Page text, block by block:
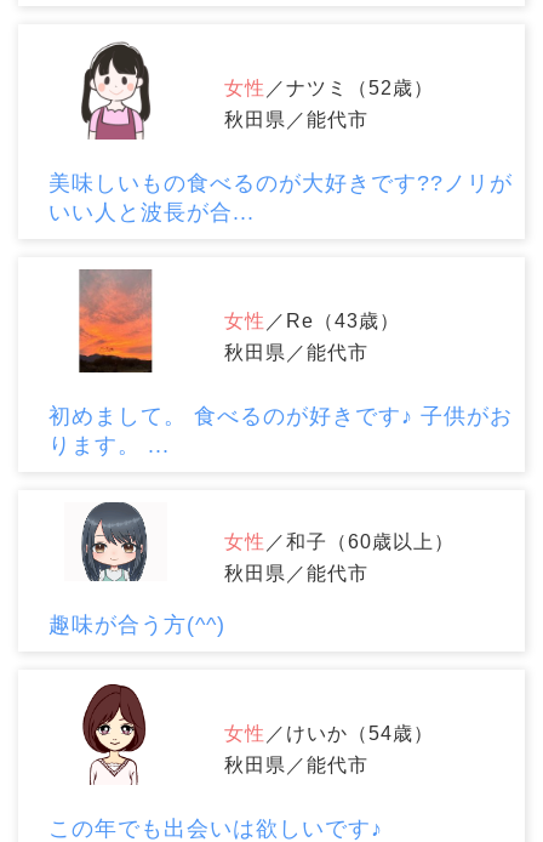
女性 ／ナツミ（52歳）
秋田県／能代市
美味しいもの食べるのが大好きです??ノリが
いい人と波長が合...
女性 ／Re（43歳）
秋田県／能代市
初めまして。 食べるのが好きです♪ 子供がお
ります。 ...
女性 ／和子（60歳以上）
秋田県／能代市
趣味が合う方(^^)
女性 ／けいか（54歳）
秋田県／能代市
この年でも出会いは欲しいです♪